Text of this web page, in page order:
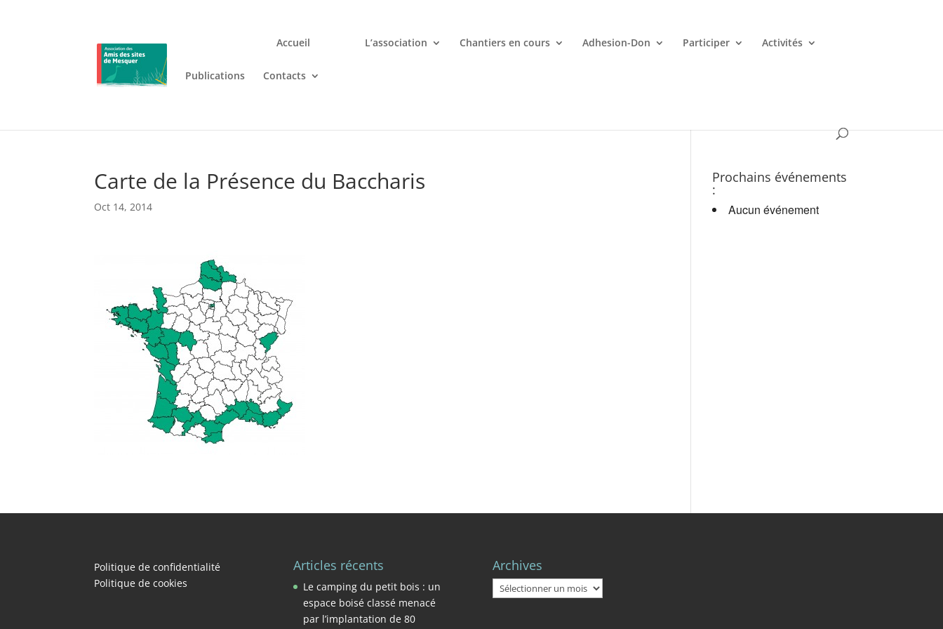
Accueil L’association Chantiers en cours Adhesion-Don Participer Activités
Publications Contacts
Jouez n’importe où et n’importe quand avec votre smartphone chez
Carte de la Présence du Baccharis
Oct 14, 2014
Prochains événements
:
Aucun événement
Politique de confidentialité
Politique de cookies
Articles récents
Le camping du petit bois : un
espace boisé classé menacé
par l’implantation de 80
Archives
Archives